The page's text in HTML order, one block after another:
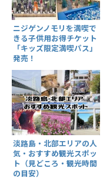
ニジゲンノモリを満喫で
きる子供用お得チケット
「キッズ限定満喫パス」
発売！
淡路島・北部エリアの人
気・おすすめ観光スポッ
ト（見どころ・観光時間
の目安）